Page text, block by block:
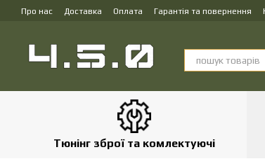
Перейти до основного контенту
Про нас Доставка Оплата Гарантія та повернення
Тюнінг зброї та комлектуючі